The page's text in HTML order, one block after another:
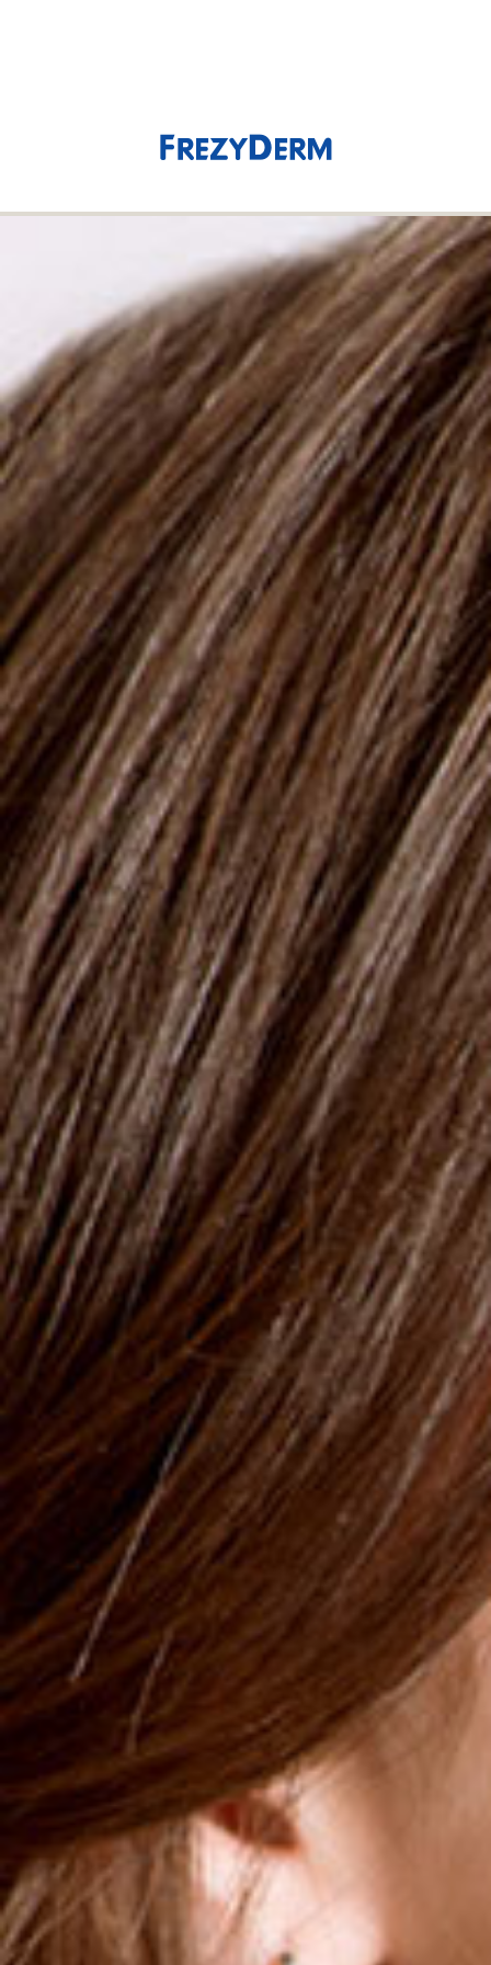
200ml
Gesichtsreinigung gegen Akne
AC-NORM ACTIVE CLEANSER
nicht komedogen.
SKU : 422837
Das milde reinigende Fluid wirkt gezielt bei unreiner oder
zu Akne neigender Haut Es entfernt und reinigt sanft
Make-up, reduziert überschüssigen Talg und eignet sich
zudem zur Anwendung während einer Aknetherapie.
<br><br>Die Formulierung ist mit Moringa-Peptiden
angereichert, die Akne vorbeugen, die Haut reinigen und
Schutz vor schädlichen Umwelteinfüssen bieten. Dank
der Multi-Hydrox-Säuren (AHA - BHA) wird
überschüssiger Talg reduziert und der Wirkstoff Deepsan
wirkt gegen Spannungen, Hautirritationen und
Hautrötungen.
Dermatologisch getestet.
*In Vitro and Ex Vivo Protocol based on swabs provided
by volunteers diagnosed with Face Acne by a
Dermatologist.
14,99 €